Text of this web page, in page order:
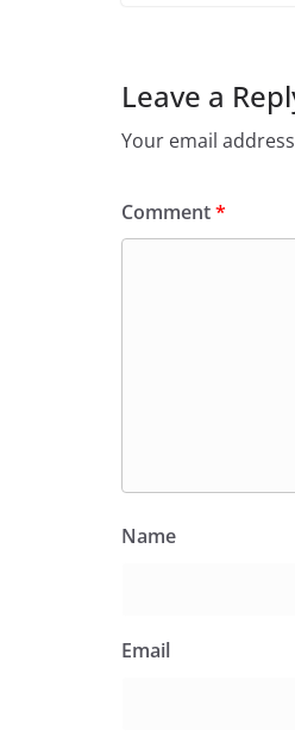
Leave a
Your email
Comment*
Name
Email